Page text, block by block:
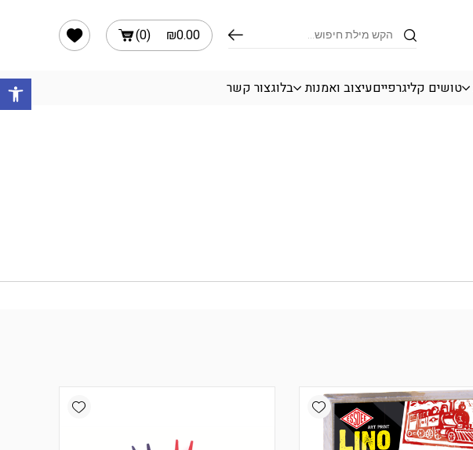
Products
search
₪0.00
(
0
)
טושים קליגרפייםעיצוב ואמנות בלוגצור קשר
Add wishlist
Add wishlist